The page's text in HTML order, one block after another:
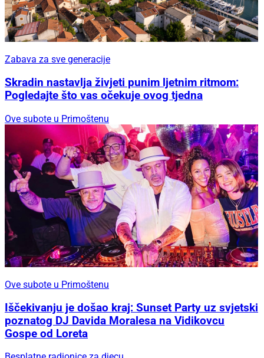
Zabava za sve generacije
Skradin nastavlja živjeti punim ljetnim ritmom:
Pogledajte što vas očekuje ovog tjedna
Ove subote u Primoštenu
Ove subote u Primoštenu
Iščekivanju je došao kraj: Sunset Party uz svjetski
poznatog DJ Davida Moralesa na Vidikovcu
Gospe od Loreta